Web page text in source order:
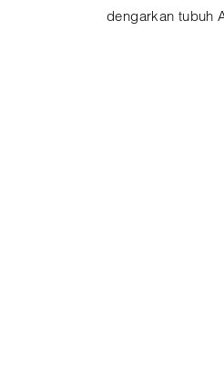
dengarkan tubuh